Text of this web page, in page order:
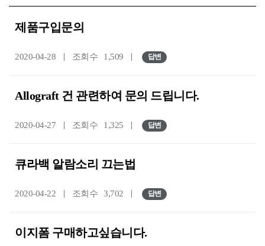
제품구입문의
2020-04-28 조회수 1,509 답변
Allograft 건 관련하여 문의 드립니다.
2020-04-27 조회수 1,325 답변
큐라백 알람소리 끄는법
2020-04-22 조회수 3,702 답변
이지폼 구매하고싶습니다.